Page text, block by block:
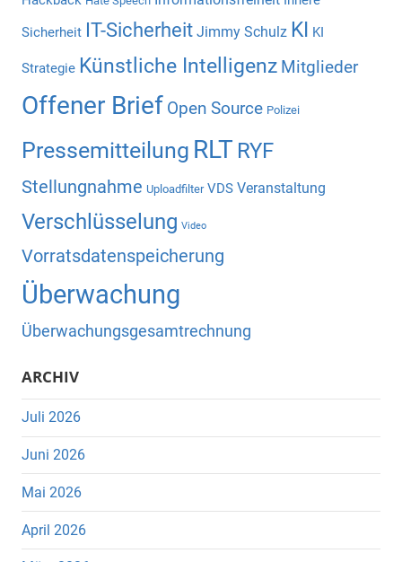
Sicherheit IT-Sicherheit Jimmy Schulz KI KI
Strategie Künstliche Intelligenz Mitglieder
Offener Brief Open Source Polizei
Pressemitteilung RLT RYF
Stellungnahme Uploadfilter VDS Veranstaltung
Verschlüsselung Video
Vorratsdatenspeicherung
Überwachung
Überwachungsgesamtrechnung
ARCHIV
Juli 2026
Juni 2026
Mai 2026
April 2026